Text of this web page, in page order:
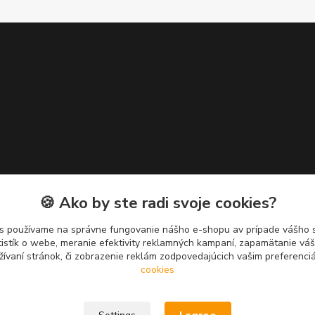
🍪 Ako by ste radi svoje cookies?
používame na správne fungovanie nášho e-shopu av prípade vášho
o webe, meranie efektivity reklamných kampaní, zapamätanie
stránok, či zobrazenie reklám zodpovedajúcich vašim
cookies